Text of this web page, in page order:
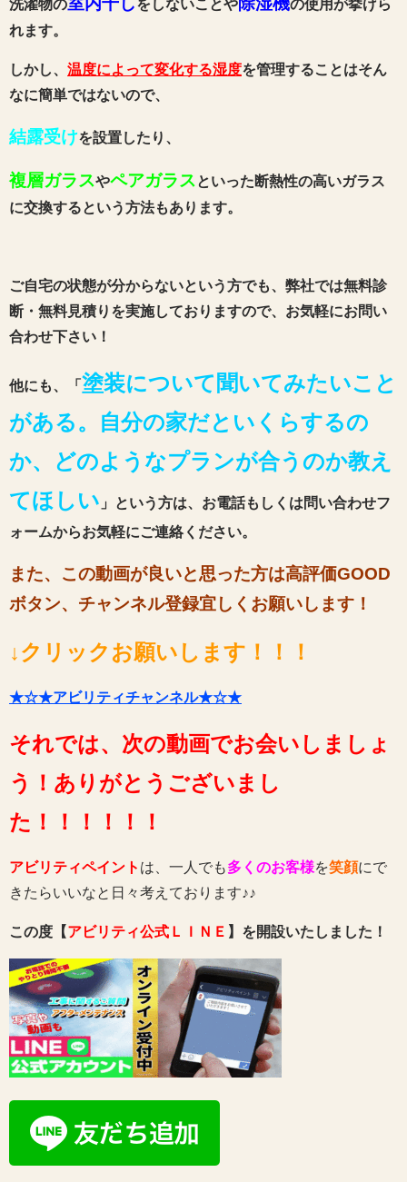
洗濯物の をしないことや
の使用が挙げら
れます。
しかし、 温度によって変化する湿度を管理することはそん
なに簡単ではないので、
結露受けを設置したり、
複層ガラスやペアガラス といった断熱性の高いガラス
に交換するという方法もあります。
ご自宅の状態が分からないという方でも、弊社では無料診
断・無料見積りを実施しておりますので、お気軽にお問い
合わせ下さい！
他にも、「 塗装について聞いてみたいこと
がある。自分の家だといくらするの
か、どのようなプランが合うのか教え
てほしい 」という方は、お電話もしくは問い合わせフ
ォームからお気軽にご連絡ください。
また、この動画が良いと思った方は高評価GOOD
ボタン、チャンネル登録宜しくお願いします！
↓クリックお願いします！！！
★☆★アビリティチャンネル★☆★
それでは、次の動画でお会いしましょ
う！ありがとうございまし
た！！！！！！
アビリティペイント は、一人でも多くのお客様を笑顔にで
きたらいいなと日々考えております♪♪
この度【アビリティ公式ＬＩＮＥ 】を開設いたしました！